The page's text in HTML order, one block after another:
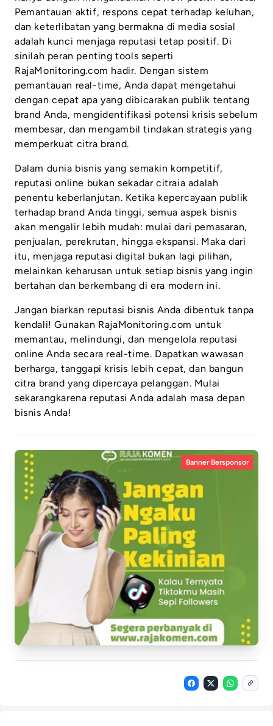
Pemantauan aktif, respons cepat terhadap keluhan,
dan keterlibatan yang bermakna di media sosial
adalah kunci menjaga reputasi tetap positif. Di
sinilah peran penting tools seperti
RajaMonitoring.com hadir. Dengan sistem
pemantauan real-time, Anda dapat mengetahui
dengan cepat apa yang dibicarakan publik tentang
brand Anda, mengidentifikasi potensi krisis sebelum
membesar, dan mengambil tindakan strategis yang
memperkuat citra brand.
Dalam dunia bisnis yang semakin kompetitif,
reputasi online bukan sekadar citraia adalah
penentu keberlanjutan. Ketika kepercayaan publik
terhadap brand Anda tinggi, semua aspek bisnis
akan mengalir lebih mudah: mulai dari pemasaran,
penjualan, perekrutan, hingga ekspansi. Maka dari
itu, menjaga reputasi digital bukan lagi pilihan,
melainkan keharusan untuk setiap bisnis yang ingin
bertahan dan berkembang di era modern ini.
Jangan biarkan reputasi bisnis Anda dibentuk tanpa
kendali! Gunakan RajaMonitoring.com untuk
memantau, melindungi, dan mengelola reputasi
online Anda secara real-time. Dapatkan wawasan
berharga, tanggapi krisis lebih cepat, dan bangun
citra brand yang dipercaya pelanggan. Mulai
sekarangkarena reputasi Anda adalah masa depan
bisnis Anda!
Banner Bersponsor